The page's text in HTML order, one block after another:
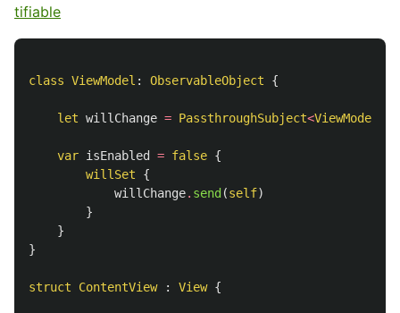
tifiable
class ViewModel : ObservableObject {
let willChange = PassthroughSubject<ViewModel
var isEnabled = false {
willSet
{
willChange. send (self)
}
}
}
struct ContentView : View {